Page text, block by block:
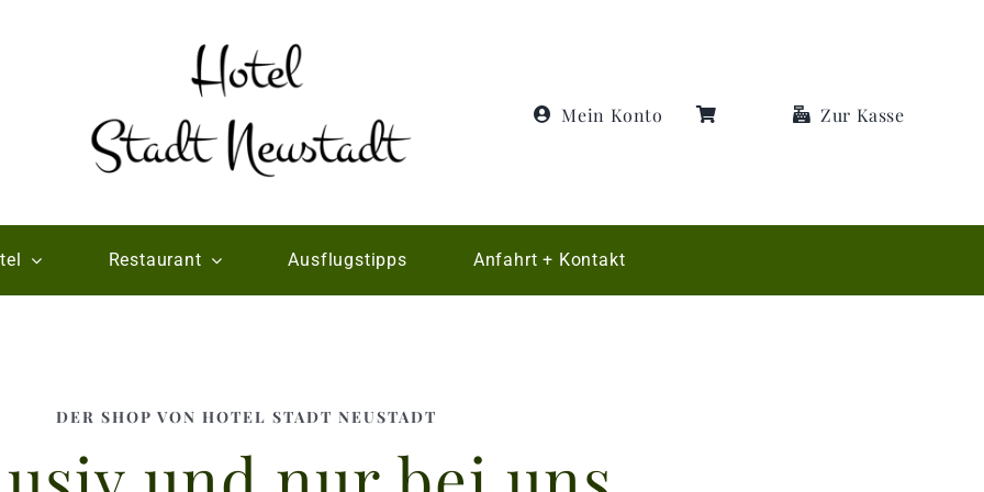
Mein Konto Zur Kasse
Restaurant Ausflugstipps Anfahrt + Kontakt
DER SHOP VON HOTEL STADT NEUSTADT